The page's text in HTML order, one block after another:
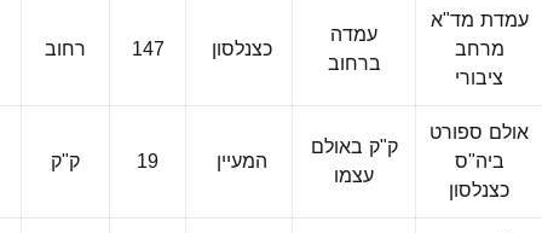
עמדת מד"א
מרחב
ציבורי
עמדה
ברחוב כצנלסון 147 רחוב
אולם ספורט
ביה"ס
כצנלסון
ק"ק באולם
עצמו המעיין 19 ק"ק